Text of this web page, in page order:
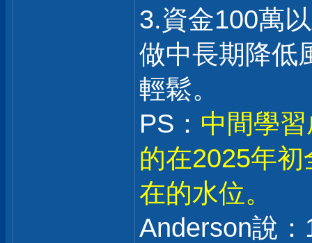
3.資金100萬
做中長期降低
輕鬆。
PS： 中間學
的在2025年
在的水位。
Anderson說：